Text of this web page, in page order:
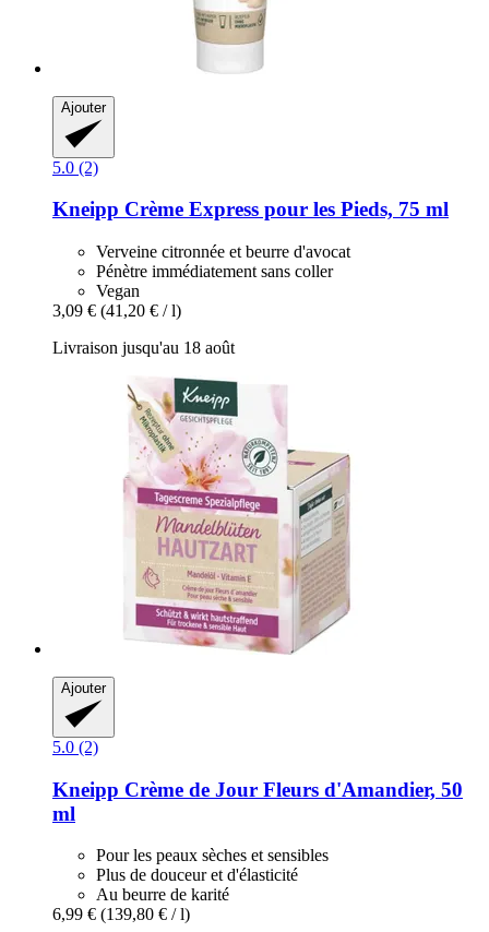
Ajouter
5.0 (2)
Kneipp Crème Express pour les Pieds, 75 ml
Verveine citronnée et beurre d'avocat
Pénètre immédiatement sans coller
Vegan
3,09 € (41,20 € / l)
Livraison jusqu'au 18 août
Ajouter
5.0 (2)
Kneipp Crème de Jour Fleurs d'Amandier, 50
ml
Pour les peaux sèches et sensibles
Plus de douceur et d'élasticité
Au beurre de karité
6,99 € (139,80 € / l)